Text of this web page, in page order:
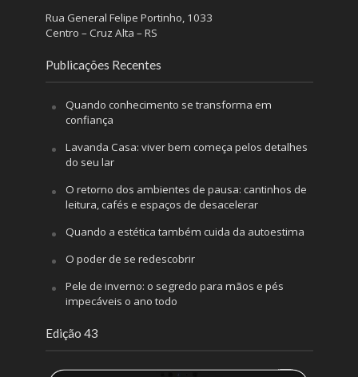
Rua General Felipe Portinho, 1033
Centro – Cruz Alta – RS
Publicações Recentes
Quando conhecimento se transforma em
confiança
Lavanda Casa: viver bem começa pelos detalhes
do seu lar
O retorno dos ambientes de pausa: cantinhos de
leitura, cafés e espaços de desacelerar
Quando a estética também cuida da autoestima
O poder de se redescobrir
Pele de inverno: o segredo para mãos e pés
impecáveis o ano todo
Edição 43